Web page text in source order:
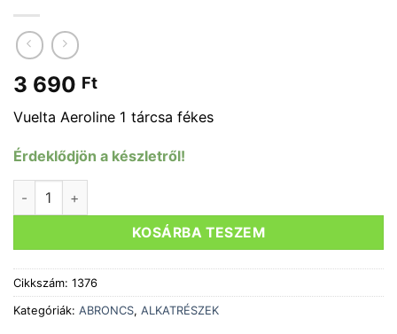
3 690 Ft
Vuelta Aeroline 1 tárcsa fékes
Érdeklődjön a készletről!
ABRONCS 26" MTB DISC mennyiség
KOSÁRBA TESZEM
Cikkszám: 1376
Kategóriák: ABRONCS, ALKATRÉSZEK